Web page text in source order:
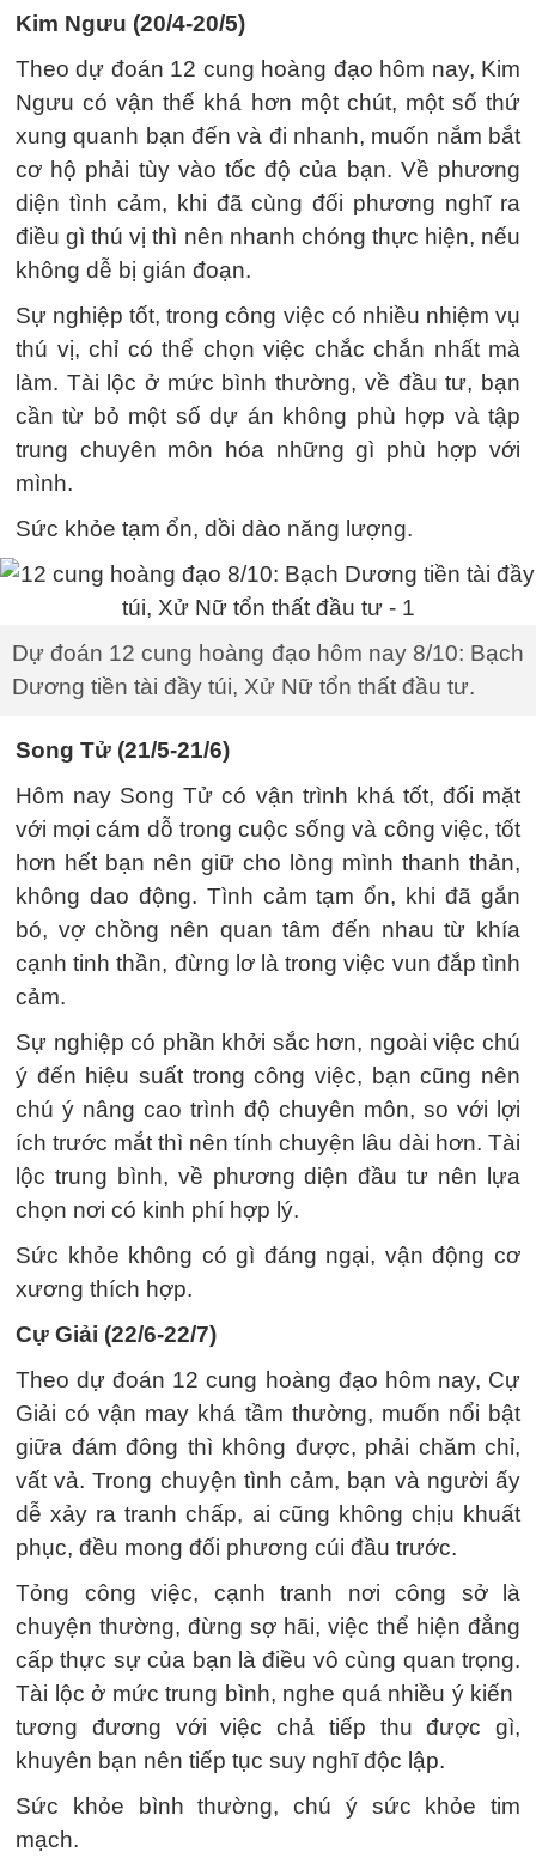
Kim Ngưu (20/4-20/5)
Theo dự đoán 12 cung hoàng đạo hôm nay, Kim
Ngưu có vận thế khá hơn một chút, một số thứ
xung quanh bạn đến và đi nhanh, muốn nắm bắt
cơ hộ phải tùy vào tốc độ của bạn. Về phương
diện tình cảm, khi đã cùng đối phương nghĩ ra
điều gì thú vị thì nên nhanh chóng thực hiện, nếu
không dễ bị gián đoạn.
Sự nghiệp tốt, trong công việc có nhiều nhiệm vụ
thú vị, chỉ có thể chọn việc chắc chắn nhất mà
làm. Tài lộc ở mức bình thường, về đầu tư, bạn
cần từ bỏ một số dự án không phù hợp và tập
trung chuyên môn hóa những gì phù hợp với
mình.
Sức khỏe tạm ổn, dồi dào năng lượng.
Dự đoán 12 cung hoàng đạo hôm nay 8/10: Bạch
Dương tiền tài đầy túi, Xử Nữ tổn thất đầu tư.
Song Tử (21/5-21/6)
Hôm nay Song Tử có vận trình khá tốt, đối mặt
với mọi cám dỗ trong cuộc sống và công việc, tốt
hơn hết bạn nên giữ cho lòng mình thanh thản,
không dao động. Tình cảm tạm ổn, khi đã gắn
bó, vợ chồng nên quan tâm đến nhau từ khía
cạnh tinh thần, đừng lơ là trong việc vun đắp tình
cảm.
Sự nghiệp có phần khởi sắc hơn, ngoài việc chú
ý đến hiệu suất trong công việc, bạn cũng nên
chú ý nâng cao trình độ chuyên môn, so với lợi
ích trước mắt thì nên tính chuyện lâu dài hơn. Tài
lộc trung bình, về phương diện đầu tư nên lựa
chọn nơi có kinh phí hợp lý.
Sức khỏe không có gì đáng ngại, vận động cơ
xương thích hợp.
Cự Giải (22/6-22/7)
Theo dự đoán 12 cung hoàng đạo hôm nay, Cự
Giải có vận may khá tầm thường, muốn nổi bật
giữa đám đông thì không được, phải chăm chỉ,
vất vả. Trong chuyện tình cảm, bạn và người ấy
dễ xảy ra tranh chấp, ai cũng không chịu khuất
phục, đều mong đối phương cúi đầu trước.
Tỏng công việc, cạnh tranh nơi công sở là
chuyện thường, đừng sợ hãi, việc thể hiện đẳng
cấp thực sự của bạn là điều vô cùng quan trọng.
Tài lộc ở mức trung bình, nghe quá nhiều ý kiến ​
tương đương với việc chả tiếp thu được gì,
khuyên bạn nên tiếp tục suy nghĩ độc lập.
Sức khỏe bình thường, chú ý sức khỏe tim
mạch.